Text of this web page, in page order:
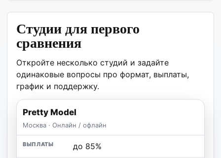
Студии для первого
сравнения
Откройте несколько студий и задайте
одинаковые вопросы про формат, выплаты,
график и поддержку.
Pretty Model
Москва · Онлайн / офлайн
до 85%